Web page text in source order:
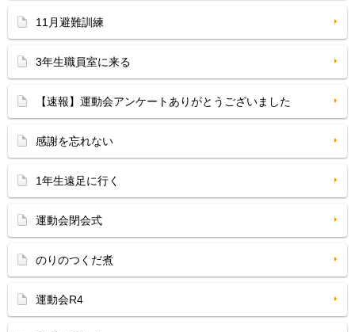
11月避難訓練
3年生職員室に来る
【速報】運動会アンケートありがとうございました
感謝を忘れない
1年生遠足に行く
運動会閉会式
のりのつくだ煮
運動会R4